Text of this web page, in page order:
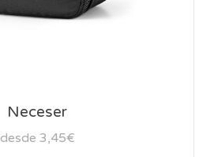
Neceser
desde 3,45€